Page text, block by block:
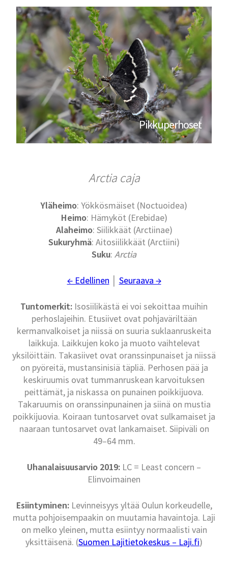
Pikkuperhoset
Arctia caja
Yläheimo: Yökkösmäiset (Noctuoidea)
Heimo: Hämyköt (Erebidae)
Alaheimo: Siilikkäät (Arctiinae)
Sukuryhmä: Aitosiilikkäät (Arctiini)
Suku: Arctia
← Edellinen Seuraava →
Tuntomerkit: Isosiilikästä ei voi sekoittaa muihin
perhoslajeihin. Etusiivet ovat pohjaväriltään
kermanvalkoiset ja niissä on suuria suklaanruskeita
laikkuja. Laikkujen koko ja muoto vaihtelevat
yksilöittäin. Takasiivet ovat oranssinpunaiset ja niissä
on pyöreitä, mustansinisiä täpliä. Perhosen pää ja
keskiruumis ovat tummanruskean karvoituksen
peittämät, ja niskassa on punainen poikkijuova.
Takaruumis on oranssinpunainen ja siinä on mustia
poikkijuovia. Koiraan tuntosarvet ovat sulkamaiset ja
naaraan tuntosarvet ovat lankamaiset. Siipiväli on
49–64 mm.
Uhanalaisuusarvio 2019: LC = Least concern –
Elinvoimainen
Esiintyminen:Levinneisyys yltää Oulun korkeudelle,
mutta pohjoisempaakin on muutamia havaintoja. Laji
on melko yleinen, mutta esiintyy normaalisti vain
yksittäisenä. (Suomen Lajitietokeskus – Laji.fi)